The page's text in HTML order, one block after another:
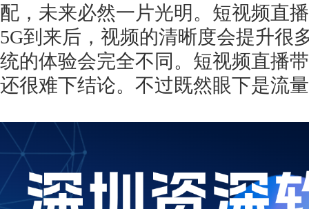
配，未来必然一片光明。短视频直
5G到来后，视频的清晰度会提升很
统的体验会完全不同。短视频直播
还很难下结论。不过既然眼下是流